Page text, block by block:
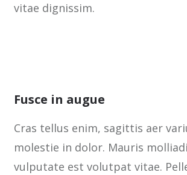
vitae dignissim.
Fusce in augue
Cras tellus enim, sagittis aer
molestie in dolor. Mauris
vulputate est volutpat vitae.